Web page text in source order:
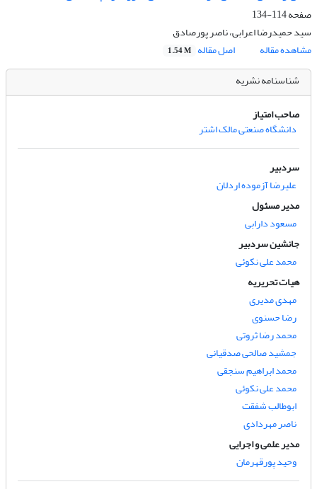
صفحه114-134
سید حمیدرضا اعرابی، ناصر پورصادق
مشاهده مقاله
اصل مقاله 1.54 M
شناسنامه نشریه
صاحب امتیاز
دانشگاه صنعتی مالک اشتر
سردبیر
علیرضا آزموده اردلان
مدیر مسئول
مسعود دارابی
جانشین سردبیر
محمد علی نکوئی
هیات تحریریه
مهدی مدیری
رضا حسنوی
محمد رضا ثروتی
جمشید صالحی صدقیانی
محمد ابراهیم سنجقی
محمد علی نکوئی
ابوطالب شفقت
ناصر مهردادی
مدیر علمی و اجرایی
وحید پورقهرمان